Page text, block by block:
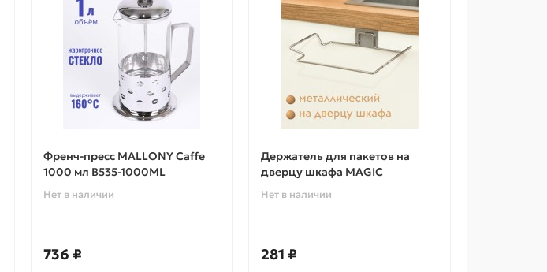
Френч-пресс MALLONY Caffe
1000 мл B535-1000ML
Нет в наличии
736 ₽
Держатель для пакетов на
дверцу шкафа MAGIC
Нет в наличии
281 ₽